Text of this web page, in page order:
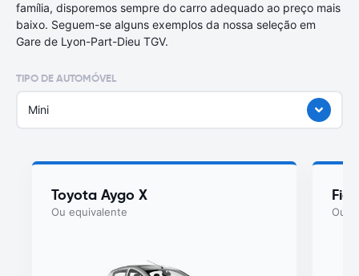
família, disporemos sempre do carro adequado ao preço mais
baixo. Seguem-se alguns exemplos da nossa seleção em
Gare de Lyon-Part-Dieu TGV.
TIPO DE AUTOMÓVEL
Mini
Toyota Aygo X
Ou equivalente Ou